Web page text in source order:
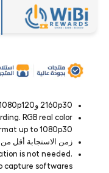
2160p30 و1080p120 و1440p60 إتش دي إم أي إدخال وتمرير.
RGB real color
up to 1080p30.
زمن الاستجابة أقل من 50 مللي ثانية.
is not needed.
capture softwares.